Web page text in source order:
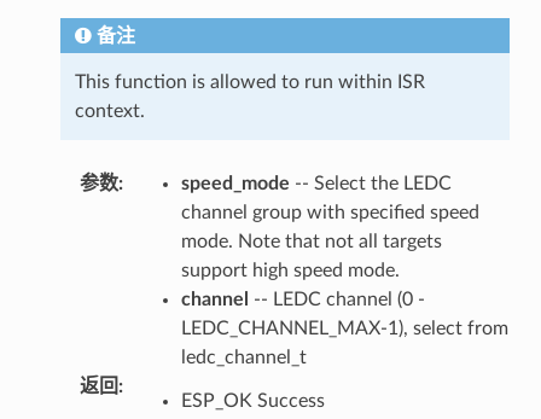
备注
This function is allowed to run within ISR
context.
参数: speed_mode -- Select the LEDC
channel group with specified speed
mode. Note that not all targets
support high speed mode.
channel
-- LEDC channel (0 -
LEDC_CHANNEL_MAX-1), select from
ledc_channel_t
返回 :
ESP_OK Success